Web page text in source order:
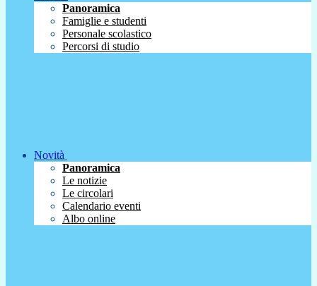
Panoramica
Famiglie e studenti
Personale scolastico
Percorsi di studio
Novità
Panoramica
Le notizie
Le circolari
Calendario eventi
Albo online